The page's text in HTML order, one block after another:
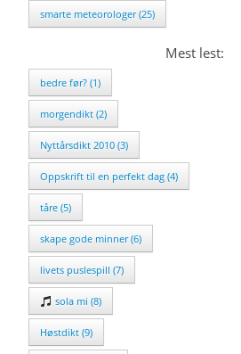
smarte meteorologer (25)
Mest lest:
bedre før? (1)
morgendikt (2)
Nyttårsdikt 2010 (3)
Oppskrift til en perfekt dag (4)
tåre (5)
skape gode minner (6)
livets puslespill (7)
sola mi (8)
Høstdikt (9)